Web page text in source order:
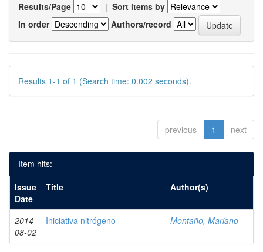
Results/Page | Sort items by
In order
Authors/record
Results 1-1 of 1 (Search time: 0.002 seconds).
previous 1 next
Item hits:
Issue
Date
Title Author(s)
2014-
08-02
Iniciativa nitrógeno Montaño, Mariano